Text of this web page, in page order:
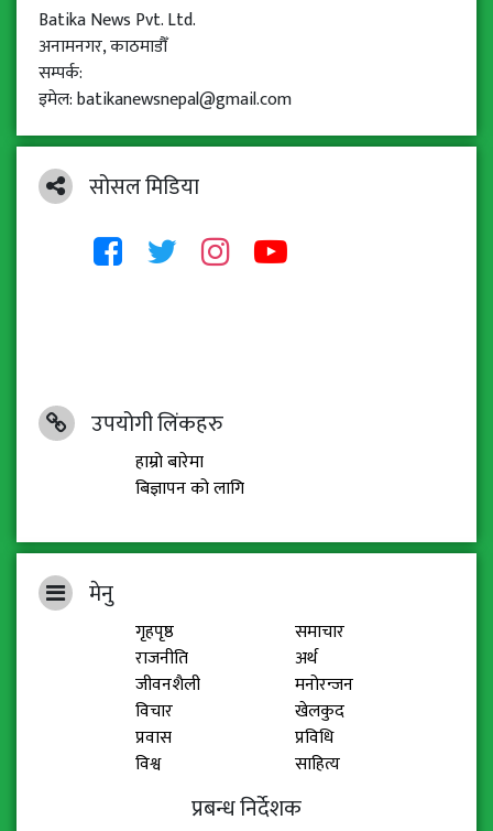
Batika News Pvt. Ltd.
अनामनगर, काठमाडौँ
सम्पर्क:
इमेल: batikanewsnepal@gmail.com
सोसल मिडिया
उपयोगी लिंकहरु
हाम्रो बारेमा
बिज्ञापन को लागि
मेनु
गृहपृष्ठ
समाचार
राजनीति
अर्थ
जीवनशैली
मनोरन्जन
विचार
खेलकुद
प्रवास
प्रविधि
विश्व
साहित्य
प्रबन्ध निर्देशक